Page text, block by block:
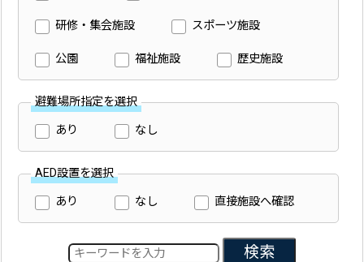
研修・集会施設 スポーツ施設
公園 福祉施設 歴史施設
避難場所指定を選択
あり なし
AED設置を選択
あり なし 直接施設へ確認
検索